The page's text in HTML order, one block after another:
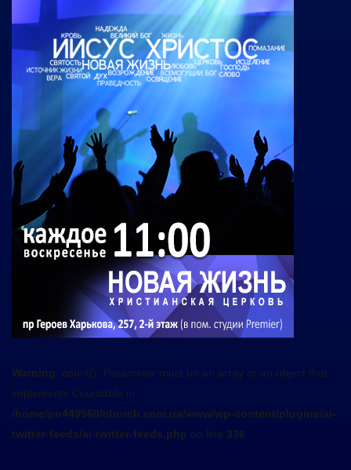
Warning: count(): Parameter must be an array or an object that
implements Countable in
/home/pn449560/church.com.ua/www/wp-content/plugins/ai-
twitter-feeds/ai-twitter-feeds.php on line 336